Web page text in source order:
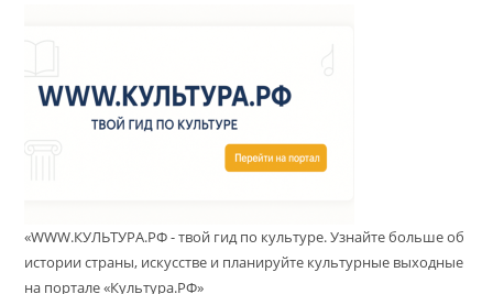
«WWW.КУЛЬТУРА.РФ - твой гид по культуре. Узнайте больше об
истории страны, искусстве и планируйте культурные выходные
на портале «Культура.РФ»